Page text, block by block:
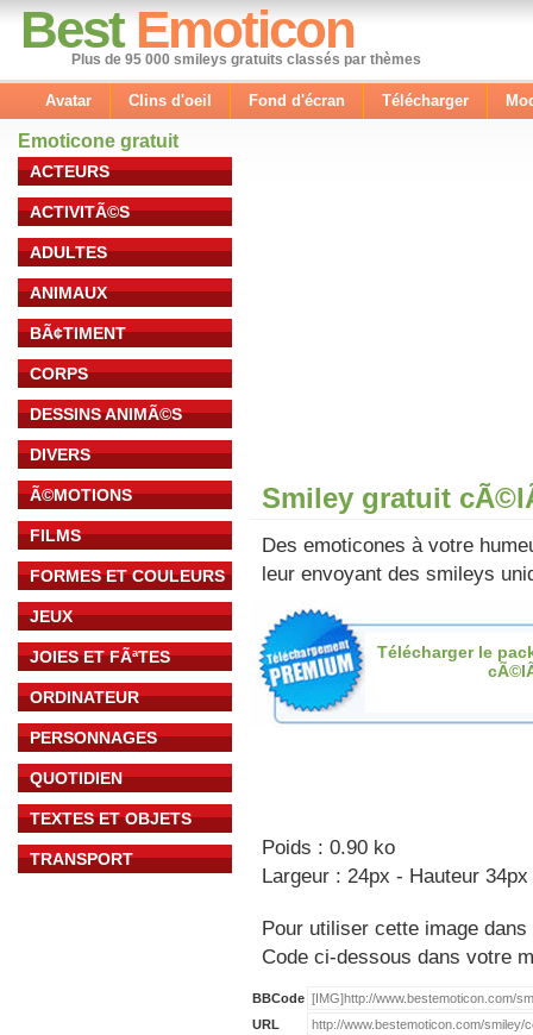
Best Emoticon
Plus de 95 000 smileys gratuits classés par thèmes
Avatar Clins d'oeil Fond d'écran Télécharger
Emoticone gratuit
ACTEURS
ACTIVITÃ©S
ADULTES
ANIMAUX
BÃ¢TIMENT
CORPS
DESSINS ANIMÃ©S
DIVERS
Ã©MOTIONS
FILMS
FORMES ET COULEURS
JEUX
JOIES ET FÃªTES
ORDINATEUR
PERSONNAGES
QUOTIDIEN
TEXTES ET OBJETS
TRANSPORT
Smiley gratuit
Des emoticones à votre
leur envoyant des smileys
Télécharger le
Poids : 0.90 ko
Largeur : 24px - Hauteur 34px
Pour utiliser cette image
Code ci-dessous dans votre
BBCode
URL